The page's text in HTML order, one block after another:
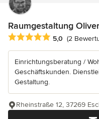
Raumgestaltung
Durchschnittliche
5,0 (2
Einrichtungsberatung /
Geschäftskunden.
Gestaltung.
Rheinstraße 12, 37269